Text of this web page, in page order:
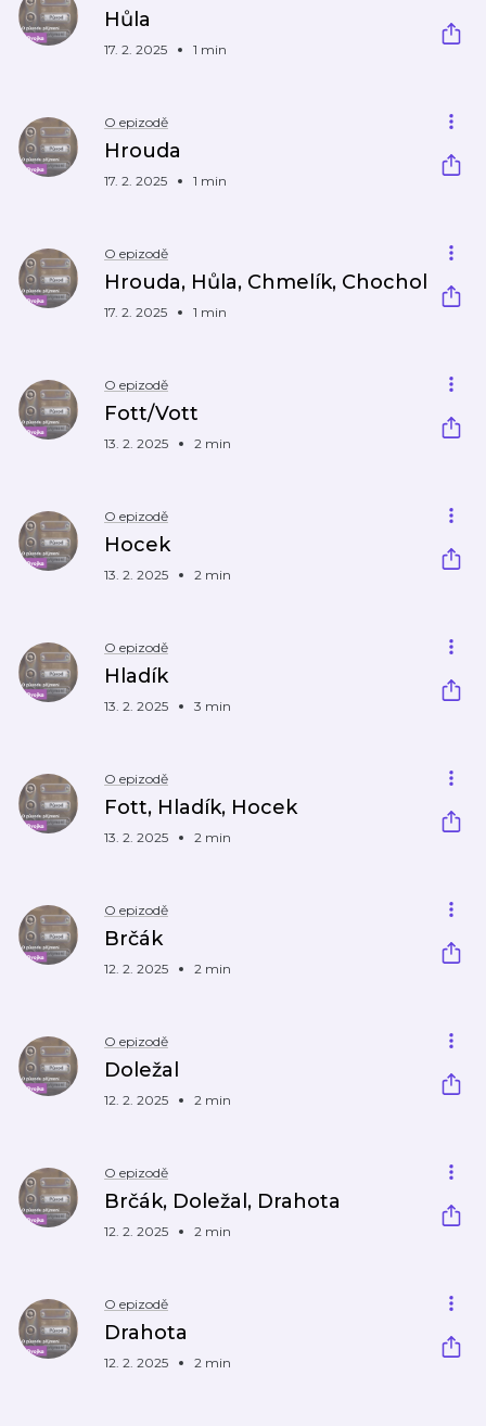
Hůla
17. 2. 2025 1 min
O epizodě
Hrouda
17. 2. 2025 1 min
O epizodě
Hrouda, Hůla, Chmelík, Chochol
17. 2. 2025 1 min
O epizodě
Fott/Vott
13. 2. 2025 2 min
O epizodě
Hocek
13. 2. 2025 2 min
O epizodě
Hladík
13. 2. 2025 3 min
O epizodě
Fott, Hladík, Hocek
13. 2. 2025 2 min
O epizodě
Brčák
12. 2. 2025 2 min
O epizodě
Doležal
12. 2. 2025 2 min
O epizodě
Brčák, Doležal, Drahota
12. 2. 2025 2 min
O epizodě
Drahota
12. 2. 2025 2 min